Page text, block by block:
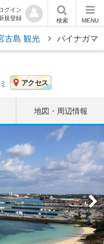
ログイン
規登録
検索 MENU
古島 観光 パイナガマ
アクセス
地図・周辺情報